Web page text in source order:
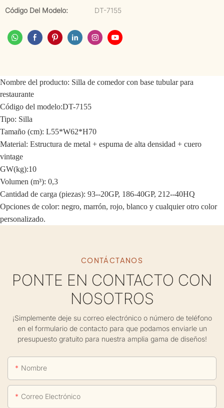
Código Del Modelo:
DT-7155
Nombre del producto: Silla de comedor con base tubular para
restaurante
Código del modelo:DT-7155
Tipo: Silla
Tamaño (cm): L55*W62*H70
Material: Estructura de metal + espuma de alta densidad + cuero
vintage
GW(kg):10
Volumen (m³): 0,3
Cantidad de carga (piezas): 93--20GP, 186-40GP, 212--40HQ
Opciones de color: negro, marrón, rojo, blanco y cualquier otro color
personalizado.
CONTÁCTANOS
PONTE EN CONTACTO CON
NOSOTROS
¡Simplemente deje su correo electrónico o número de teléfono
en el formulario de contacto para que podamos enviarle un
presupuesto gratuito para nuestra amplia gama de diseños!
Nombre
Correo Electrónico